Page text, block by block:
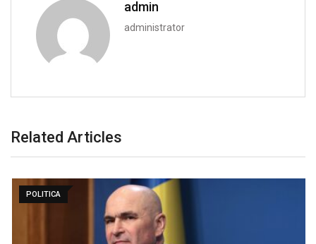
admin
administrator
Related Articles
POLITICA